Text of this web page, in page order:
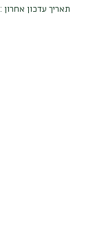
תאריך עדכון אחרון : 11/12/2024